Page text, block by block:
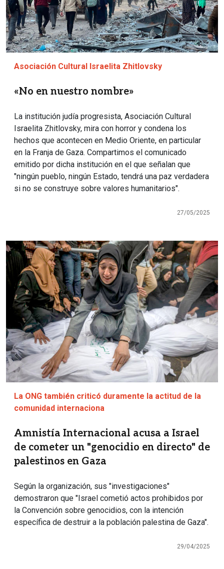
Asociación Cultural Israelita Zhitlovsky
«No en nuestro nombre»
La institución judía progresista, Asociación Cultural
Israelita Zhitlovsky, mira con horror y condena los
hechos que acontecen en Medio Oriente, en particular
en la Franja de Gaza. Compartimos el comunicado
emitido por dicha institución en el que señalan que
"ningún pueblo, ningún Estado, tendrá una paz verdadera
si no se construye sobre valores humanitarios".
27/05/2025
Imagen
La ONG también criticó duramente la actitud de la
comunidad internaciona
Amnistía Internacional acusa a Israel
de cometer un "genocidio en directo" de
palestinos en Gaza
Según la organización, sus "investigaciones"
demostraron que "Israel cometió actos prohibidos por
la Convención sobre genocidios, con la intención
específica de destruir a la población palestina de Gaza".
29/04/2025